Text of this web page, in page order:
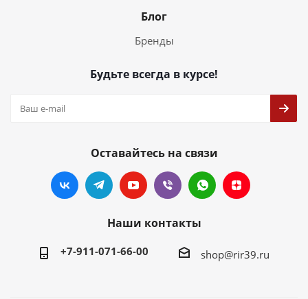
Блог
Бренды
Будьте всегда в курсе!
Оставайтесь на связи
Наши контакты
+7-911-071-66-00 shop@rir39.ru